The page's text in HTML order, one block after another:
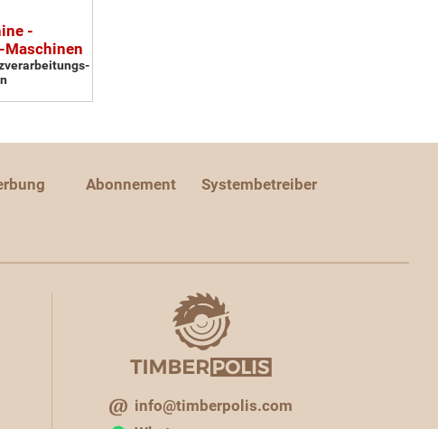
-
Abonnement Systembetreiber
info@timberpolis.com